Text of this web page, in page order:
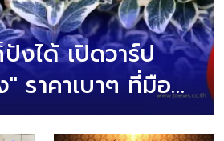
งได้ เปิดวาร์ป
" ราคาเบาๆ ที่มือ